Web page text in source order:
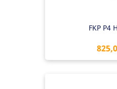
FKP P4
Preis